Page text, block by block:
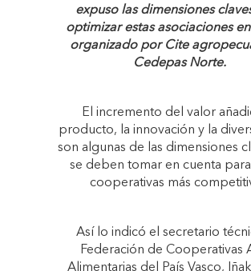
expuso las dimensiones
optimizar estas asociaciones
organizado por Cite
Cedepas Norte.
El incremento del valor
producto, la innovación y la
son algunas de las dimensiones
se deben tomar en cuenta
cooperativas más
Así lo indicó el secretario
Federación de Cooperativas
Alimentarias del País Vasco,